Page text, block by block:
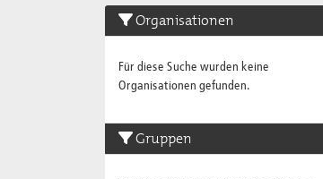
Organisationen
Für diese Suche wurden keine
Organisationen gefunden.
Gruppen